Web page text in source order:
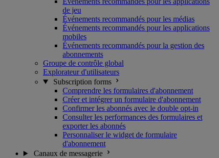
de jeu
Événements recommandés pour les médias
Événements recommandés pour les applications
mobiles
Événements recommandés pour la gestion des
abonnements
Groupe de contrôle global
Explorateur d'utilisateurs
Subscription forms
Comprendre les formulaires d'abonnement
Créer et intégrer un formulaire d'abonnement
Confirmer les abonnés avec le double opt-in
Consulter les performances des formulaires et
exporter les abonnés
Personnaliser le widget de formulaire
d'abonnement
Canaux de messagerie